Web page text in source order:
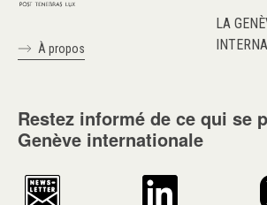
À propos
LA
Restez informé de ce qui se
Genève internationale